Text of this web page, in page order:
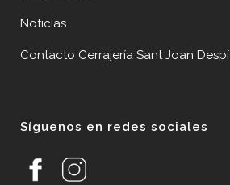
Noticias
Contacto Cerrajería Sant Joan Despí
Síguenos en redes sociales